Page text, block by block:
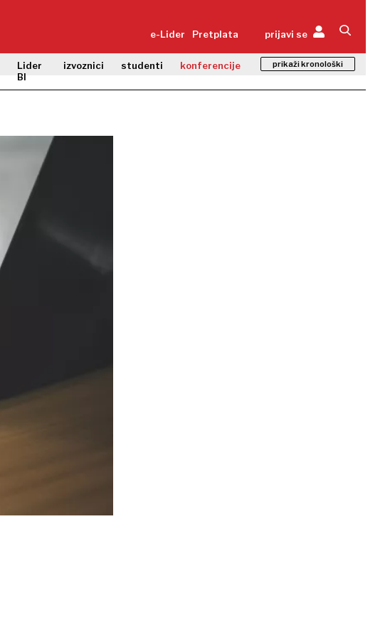
e-Lider Pretplata prijavi se
Lider
BI
izvoznici studenti konferencije prikaži kronološki